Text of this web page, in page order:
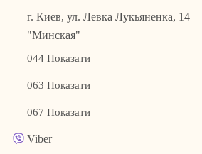
г. Киев, ул. Левка Лукьяненка, 14
"Минская"
044 Показати
063 Показати
067 Показати
Viber